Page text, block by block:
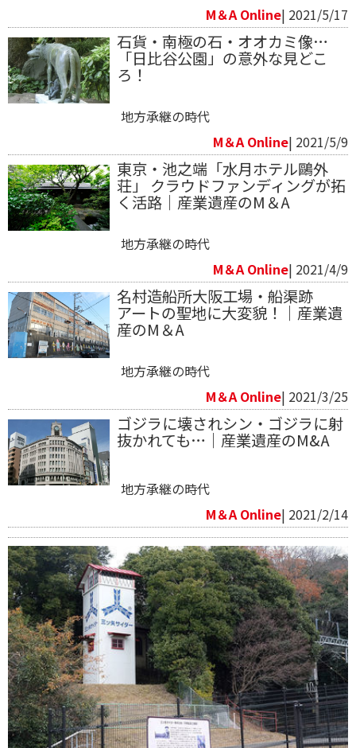
M＆A Online| 2021/5/17
石貨・南極の石・オオカミ像…
「日比谷公園」の意外な見どこ
ろ！
地方承継の時代
M＆A Online| 2021/5/9
東京・池之端「水月ホテル鷗外
荘」 クラウドファンディングが拓
く活路｜産業遺産のM＆A
地方承継の時代
M＆A Online| 2021/4/9
名村造船所大阪工場・船渠跡
アートの聖地に大変貌！｜産業遺
産のM＆A
地方承継の時代
M＆A Online| 2021/3/25
ゴジラに壊されシン・ゴジラに射
抜かれても…｜産業遺産のM&A
地方承継の時代
M＆A Online| 2021/2/14